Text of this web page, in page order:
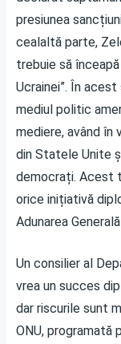
presiunea
cealaltă parte,
trebuie să
Ucrainei”. În
mediul politic
mediere, având în
din Statele Unite
democrați. Acest
orice inițiativă
Adunarea
Un consilier al
vrea un succes
dar riscurile sunt
ONU, programată